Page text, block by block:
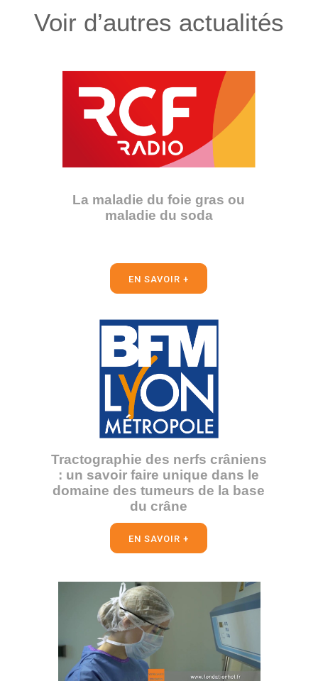
Voir d’autres actualités
La maladie du foie gras ou
maladie du soda
EN SAVOIR +
Tractographie des nerfs crâniens
: un savoir faire unique dans le
domaine des tumeurs de la base
du crâne
EN SAVOIR +